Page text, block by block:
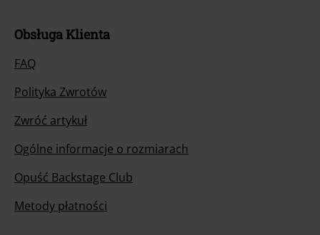
Obsługa Klienta
FAQ
Polityka Zwrotów
Zwróć artykuł
Ogólne informacje o rozmiarach
Opuść Backstage Club
Metody płatności